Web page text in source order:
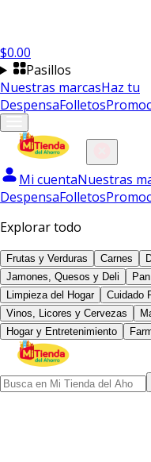
$0.00
Pasillos
Nuestras marcasHaz tu
DespensaFolletos
Mi cuentaNuestras
DespensaFolletos
Explorar todo
Frutas y Verduras Carnes
Jamones, Quesos y Deli
Limpieza del Hogar
Cuidado
Vinos, Licores y Cervezas
Hogar y Entretenimiento